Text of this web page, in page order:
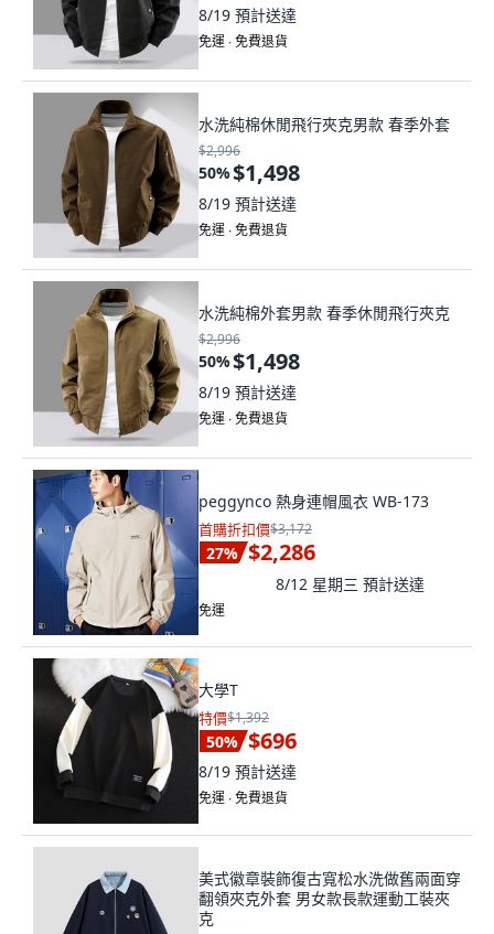
8/19 預計送達
免運 ∙ 免費退貨
水洗純棉休閒飛行夾克男款 春季外套
$2,996
50%$1,498
8/19 預計送達
免運 ∙ 免費退貨
水洗純棉外套男款 春季休閒飛行夾克
$2,996
50%$1,498
8/19 預計送達
免運 ∙ 免費退貨
peggynco 熱身連帽風衣 WB-173
首購折扣價$3,172
27% $2,286
8/12 星期三 預計送達
免運
大學T
特價$1,392
50% $696
8/19 預計送達
免運 ∙ 免費退貨
美式徽章裝飾復古寬松水洗做舊兩面穿
翻領夾克外套 男女款長款運動工裝夾
克